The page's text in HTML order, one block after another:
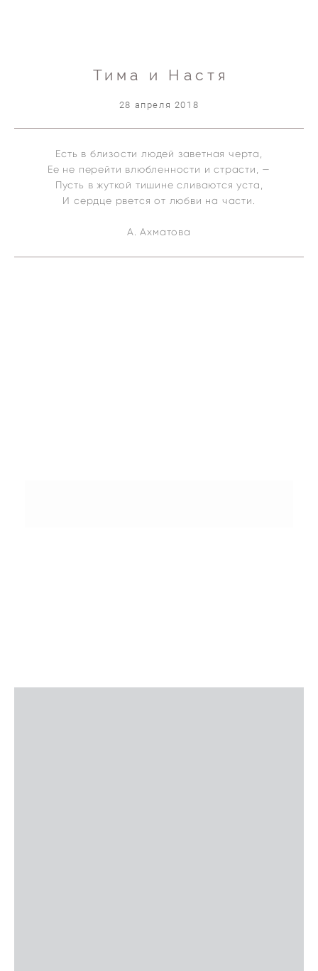
Тима и Настя
28 апреля 2018
Есть в близости людей заветная черта,
Ее не перейти влюбленности и страсти, —
Пусть в жуткой тишине сливаются уста,
И сердце рвется от любви на части.
А. Ахматова